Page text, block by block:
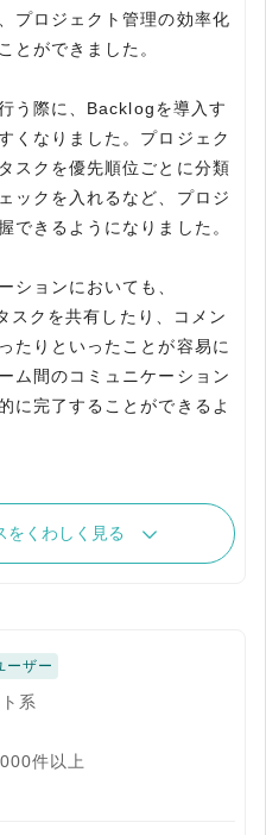
プロジェクト管理の効率化
とができました。
う際に、Backlogを導入す
くなりました。プロジェク
スクを優先順位ごとに分類
ックを入れるなど、プロジ
できるようになりました。
ションにおいても、
スクを共有したり、コメン
たりといったことが容易に
ム間のコミュニケーション
に完了することができるよ
をくわしく見る
ーザー
系
件以上